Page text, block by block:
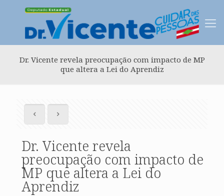
Dr. Vicente revela preocupação com impacto de MP
que altera a Lei do Aprendiz
Dr. Vicente revela
preocupação com impacto de
MP que altera a Lei do
Aprendiz